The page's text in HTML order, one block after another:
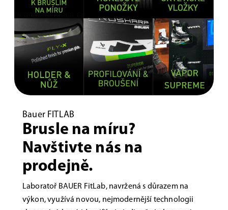
Bauer FITLAB
Brusle na míru?
Navštivte nás na
prodejně.
Laboratoř BAUER FitLab, navržená s důrazem na
výkon, využívá novou, nejmodernější technologii